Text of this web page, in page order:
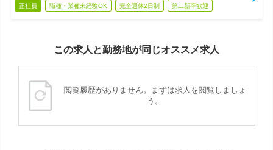
正社員 職種・業種未経験OK 完全週休2日制 第二新卒歓迎
この求人と勤務地が同じオススメ求人
閲覧履歴がありません。まずは求人を閲覧しましょ
う。